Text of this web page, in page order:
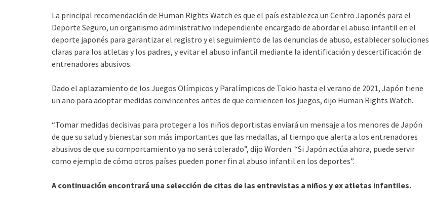
La principal recomendación de Human Rights Watch es que el país establezca un Centro Japonés para el
Deporte Seguro, un organismo administrativo independiente encargado de abordar el abuso infantil en el
deporte japonés para garantizar el registro y el seguimiento de las denuncias de abuso, establecer soluciones
claras para los atletas y los padres, y evitar el abuso infantil mediante la identificación y descertificación de
entrenadores abusivos.
Dado el aplazamiento de los Juegos Olímpicos y Paralímpicos de Tokio hasta el verano de 2021, Japón tiene
un año para adoptar medidas convincentes antes de que comiencen los juegos, dijo Human Rights Watch.
“Tomar medidas decisivas para proteger a los niños deportistas enviará un mensaje a los menores de Japón
de que su salud y bienestar son más importantes que las medallas, al tiempo que alerta a los entrenadores
abusivos de que su comportamiento ya no será tolerado”, dijo Worden. “Si Japón actúa ahora, puede servir
como ejemplo de cómo otros países pueden poner fin al abuso infantil en los deportes”.
A continuación encontrará una selección de citas de las entrevistas a niños y ex atletas infantiles.